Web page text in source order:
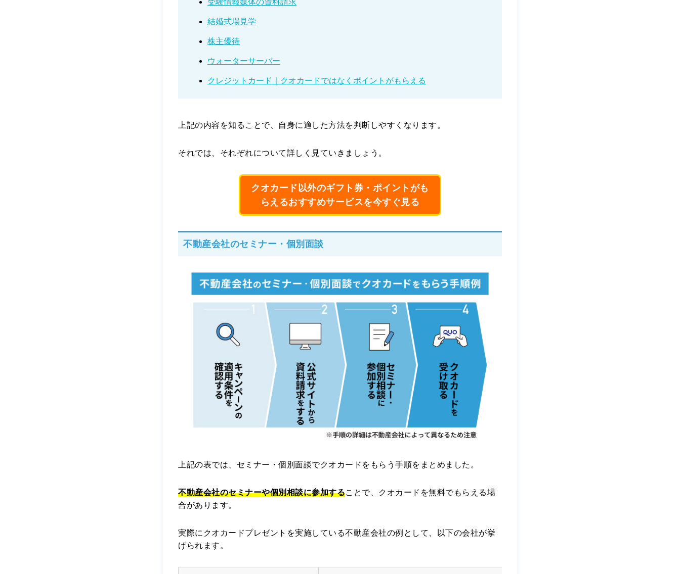
結婚式場見学
株主優待
ウォーターサーバー
クレジットカード｜クオカードではなくポイントがもらえる
上記の内容を知ることで、自身に適した方法を判断しやすくなります。
それでは、それぞれについて詳しく見ていきましょう。
クオカード以外のギフト券・ポイントがも
らえるおすすめサービスを今すぐ見る
不動産会社のセミナー・個別面談
上記の表では、セミナー・個別面談でクオカードをもらう手順をまとめました。
不動産会社のセミナーや個別相談に参加することで、クオカードを無料でもらえる場
合があります。
実際にクオカードプレゼントを実施している不動産会社の例として、以下の会社が挙
げられます。